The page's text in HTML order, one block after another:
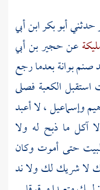
حدثنيأبو بكر ابن أبي
عنحجير بن أبي
صنم بوانة بعدما رجع
استقبلالكعبة فصلى
وإسماعيل ،لا أعبد
آكل ما ذبح له ولا
حتى أموت وكان
لا شريك لك ولا ند